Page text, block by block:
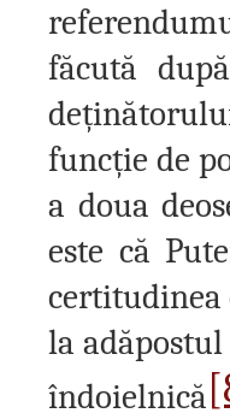
făcută
deț
funcție de
a doua
este că
certitudinea
la
îndoielnică